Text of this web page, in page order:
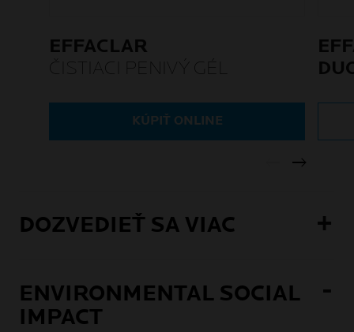
EFFACLAR
ČISTIACI PENIVÝ GÉL
KÚPIŤ ONLINE
DOZVEDIEŤ SA VIAC
ENVIRONMENTAL SOCIAL
IMPACT